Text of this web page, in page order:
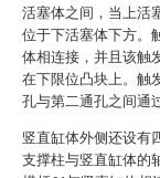
活塞体之间，当上活
位于下活塞体下方。
体相连接，并且该触
在下限位凸块上。触
孔与第二通孔之间通
竖直缸体外侧还设有
支撑柱与竖直缸体的